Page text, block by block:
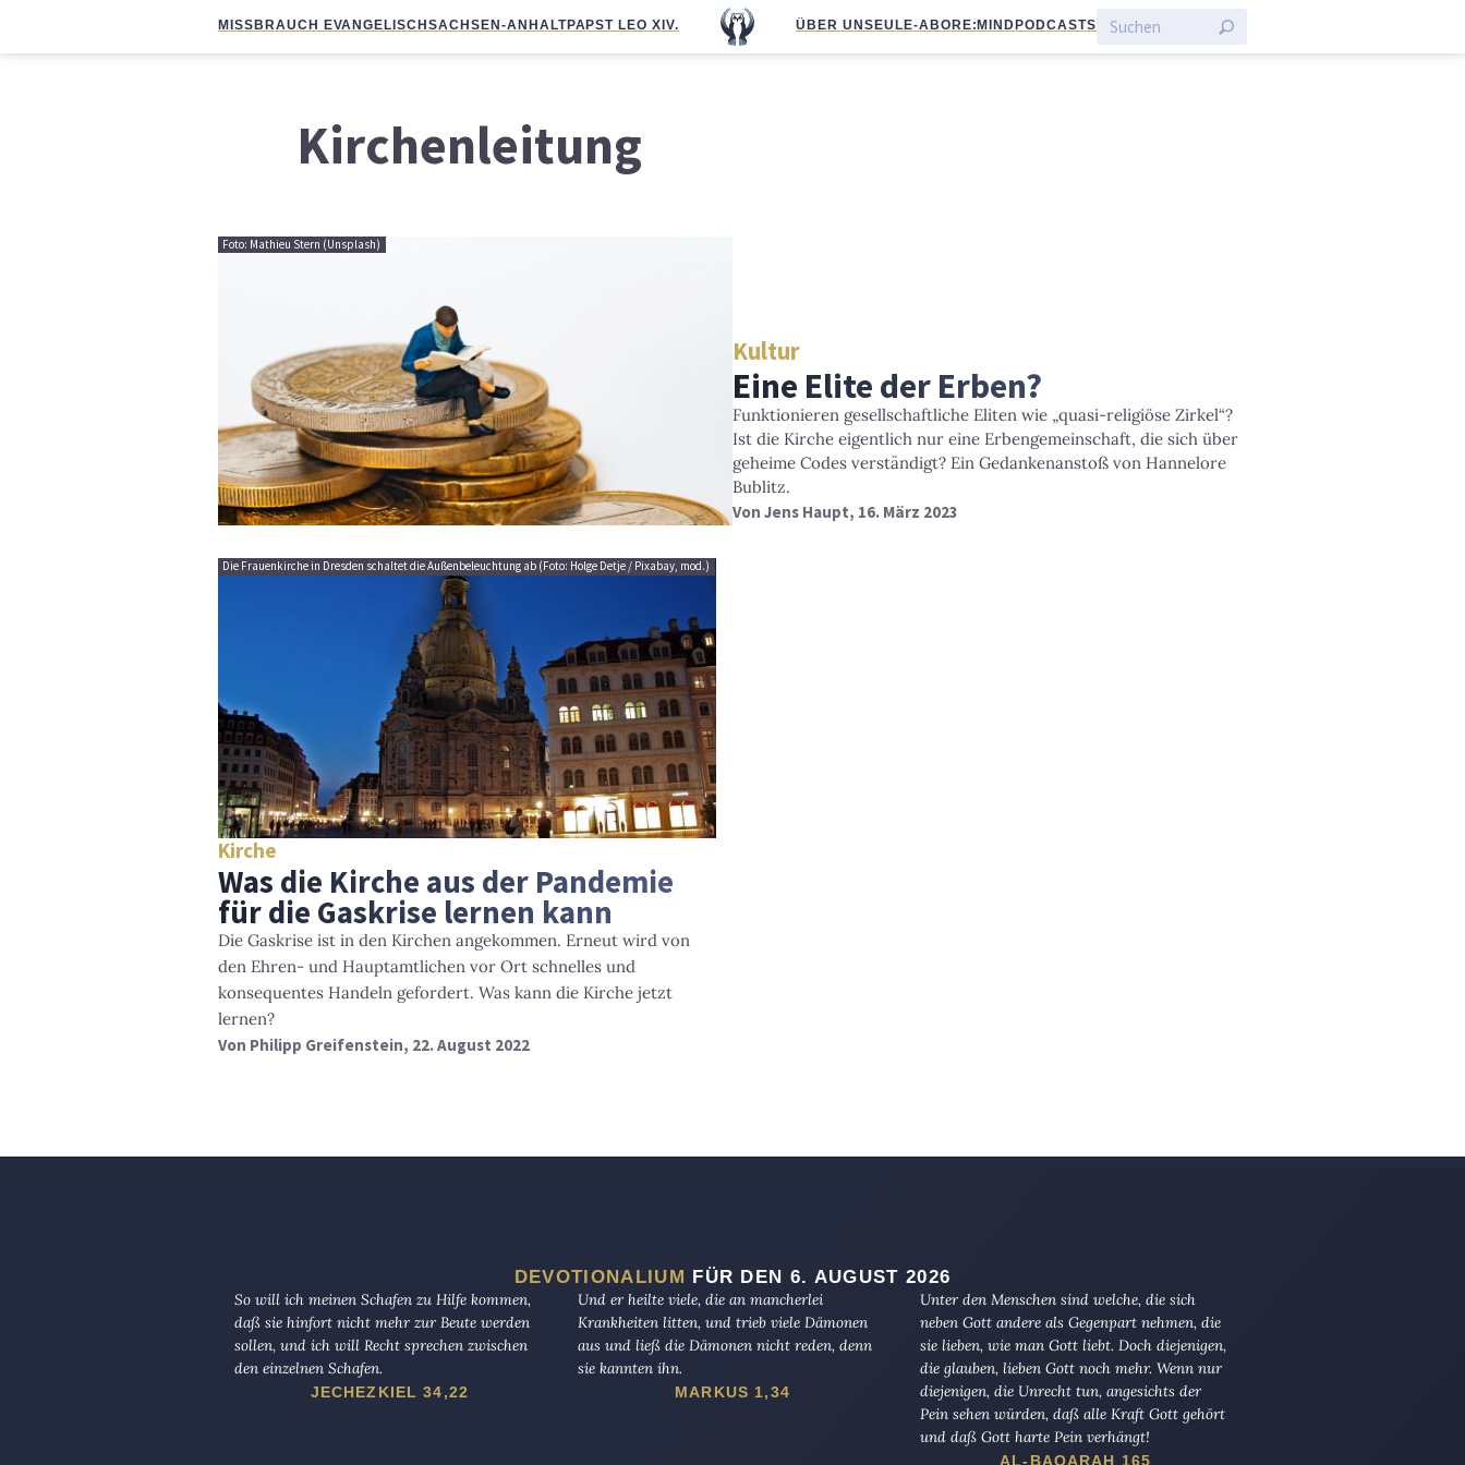
MISSBRAUCH EVANGELISCHSACHSEN-ANHALTPAPST LEO XIV. ÜBER UNS EULE-ABO RE:MIND PODCASTS
Kirchenleitung
Foto: Mathieu Stern (Unsplash)
Kultur
Eine Elite der Erben?
Funktionieren gesellschaftliche Eliten wie „quasi-religiöse Zirkel“?
Ist die Kirche eigentlich nur eine Erbengemeinschaft, die sich über
geheime Codes verständigt? Ein Gedankenanstoß von Hannelore
Bublitz.
Von Jens Haupt, 16. März 2023
Die Frauenkirche in Dresden schaltet die Außenbeleuchtung ab (Foto: Holge Detje / Pixabay, mod.)
Kirche
Was die Kirche aus der Pandemie
für die Gaskrise lernen kann
Die Gaskrise ist in den Kirchen angekommen. Erneut wird von
den Ehren- und Hauptamtlichen vor Ort schnelles und
konsequentes Handeln gefordert. Was kann die Kirche jetzt
lernen?
Von Philipp Greifenstein, 22. August 2022
DEVOTIONALIUM
FÜR DEN 6. AUGUST 2026
So will ich meinen Schafen zu Hilfe kommen,
daß sie hinfort nicht mehr zur Beute werden
sollen, und ich will Recht sprechen zwischen
den einzelnen Schafen.
JECHEZKIEL 34,22
Und er heilte viele, die an mancherlei
Krankheiten litten, und trieb viele Dämonen
aus und ließ die Dämonen nicht reden, denn
sie kannten ihn.
MARKUS 1,34
Unter den Menschen sind welche, die sich
neben Gott andere als Gegenpart nehmen, die
sie lieben, wie man Gott liebt. Doch diejenigen,
die glauben, lieben Gott noch mehr. Wenn nur
diejenigen, die Unrecht tun, angesichts der
Pein sehen würden, daß alle Kraft Gott gehört
und daß Gott harte Pein verhängt!
AL-BAQARAH 165